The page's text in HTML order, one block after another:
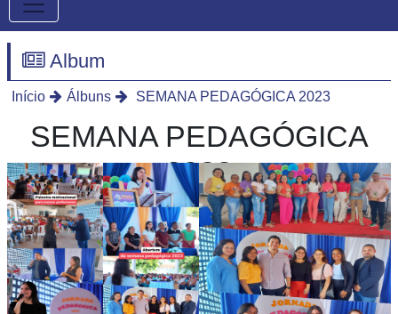
Album
Início Álbuns SEMANA PEDAGÓGICA 2023
SEMANA PEDAGÓGICA
2023
SEMANA PEDAGÓGICA 2023